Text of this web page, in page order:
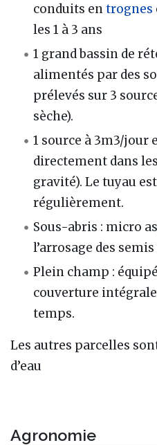
conduits entrognes
les 1 à 3 ans
1 grand bassin de
alimentés par des
prélevés sur 3
sèche).
1 source à 3m3/jour
directement dans
gravité). Le tuyau
régulièrement.
Sous-abris : micro
l’arrosage des
Plein champ :
couverture
temps.
Les autres parcelles
d’eau
Agronomie